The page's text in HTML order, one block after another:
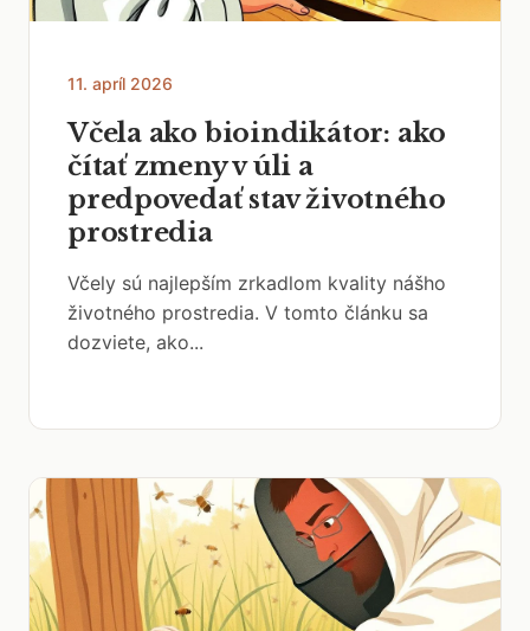
11. apríl 2026
Včela ako bioindikátor: ako
čítať zmeny v úli a
predpovedať stav životného
prostredia
Včely sú najlepším zrkadlom kvality nášho
životného prostredia. V tomto článku sa
dozviete, ako...